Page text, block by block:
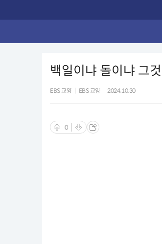
백일이냐 돌이냐 그
EBS 교양 EBS 교양 2024.10.30
0